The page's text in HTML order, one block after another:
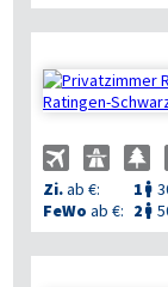
Zi.ab €: 1 
FeWo ab €: 2 